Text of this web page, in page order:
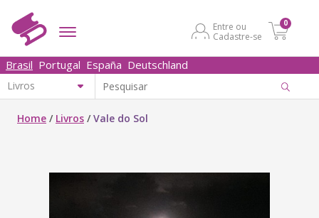
Entre ou
Cadastre-se
0
Brasil Portugal España Deutschland
Home / Livros /Vale do Sol